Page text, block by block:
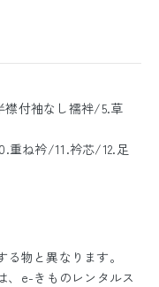
付袖なし襦袢/5.草
重ね衿/11.衿芯/12.足
物と異なります。
、e-きものレンタルス